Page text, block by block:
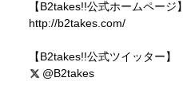
【B2takes!!公式ホームページ】
http://b2takes.com/
【B2takes!!公式ツイッター】
@B2takes